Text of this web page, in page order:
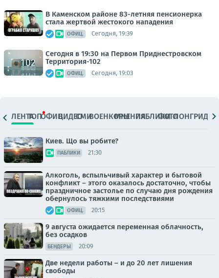
В Каменском районе 83-летняя пенсионерка
стала жертвой жестокого нападения
ОФИЦ. Сегодня, 19:39
Сегодня в 19:30 на Первом Приднестровском
Территория-102
ОФИЦ. Сегодня, 19:03
ЛЕНТАТОПОФИЦ.ВИДЕОСМИВОЕНКОРЫМНЕНИЯПАБЛИКИ
ФОТОЛОНГРИДЫ
Киев. Що вы робите?
ПАБЛИКИ 21:30
Алкоголь, вспыльчивый характер и бытовой
конфликт – этого оказалось достаточно, чтобы
праздничное застолье по случаю дня рождения
обернулось тяжкими последствиями
ОФИЦ. 20:15
9 августа ожидается переменная облачность,
без осадков
БЕНДЕРЫ 20:09
Две недели работы – и до 20 лет лишения
свободы